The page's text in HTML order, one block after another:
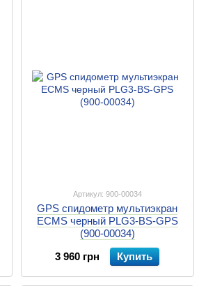
Артикул: 900-00034
GPS спидометр мультиэкран
ECMS черный PLG3-BS-GPS
(900-00034)
3 960 грн
Купить